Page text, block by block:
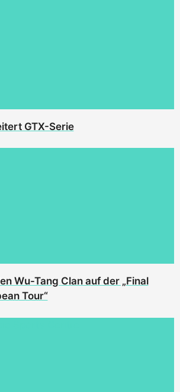
GTX-Serie
Wu-Tang Clan auf der „Final
Tour“